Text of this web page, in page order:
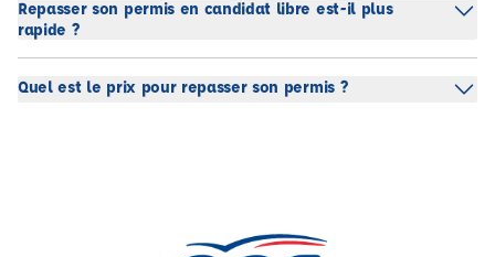
Repasser son permis en candidat libre est-il plus
rapide ?
Quel est le prix pour repasser son permis ?